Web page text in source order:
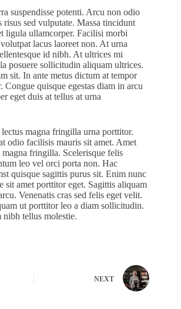
suspendisse potenti. Arcu non odio
risus sed vulputate. Massa tincidunt
ligula ullamcorper. Facilisi morbi
lacus laoreet non. At urna
id nibh. At ultrices mi
posuere sollicitudin aliquam ultrices.
sit. In ante metus dictum at tempor
Congue quisque egestas diam in arcu
eget duis at tellus at urna
magna fringilla urna porttitor.
odio facilisis mauris sit amet. Amet
magna fringilla. Scelerisque felis
leo vel orci porta non. Hac
quisque sagittis purus sit. Enim nunc
sit amet porttitor eget. Sagittis aliquam
Venenatis cras sed felis eget velit.
ut porttitor leo a diam sollicitudin.
tellus molestie.
NEXT